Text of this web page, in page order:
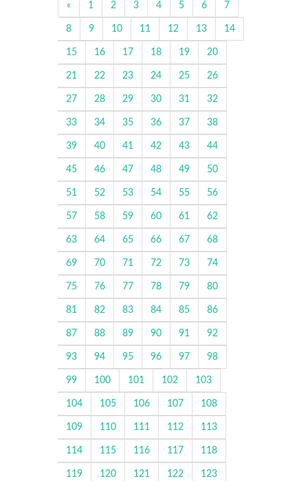
« 1 2 3 4 5 6 7
8 9 10 11 12 13 14
15 16 17 18 19 20
21 22 23 24 25 26
27 28 29 30 31 32
33 34 35 36 37 38
39 40 41 42 43 44
45 46 47 48 49 50
51 52 53 54 55 56
57 58 59 60 61 62
63 64 65 66 67 68
69 70 71 72 73 74
75 76 77 78 79 80
81 82 83 84 85 86
87 88 89 90 91 92
93 94 95 96 97 98
99 100 101 102 103
104 105 106 107 108
109 110 111 112 113
114 115 116 117 118
119 120 121 122 123